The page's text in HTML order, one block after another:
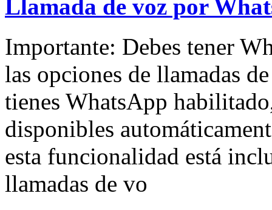
Llamada de voz por
Importante: Debes tener
las opciones de llamadas
tienes WhatsApp
disponibles
esta funcionalidad está
llamadas de vo